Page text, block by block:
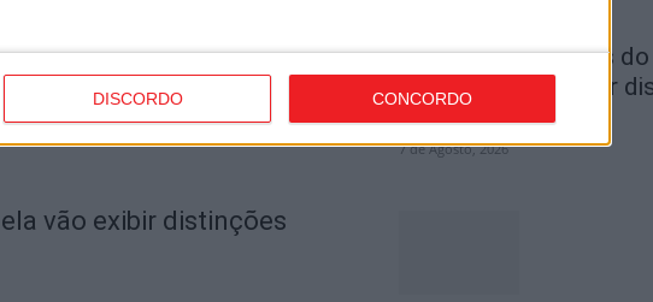
DISCORDO CONCORDO
vão exibir distinções
Futebol: Jogadores
e Tondela vão exibir
oficiais nas...
7 de Agosto, 2026